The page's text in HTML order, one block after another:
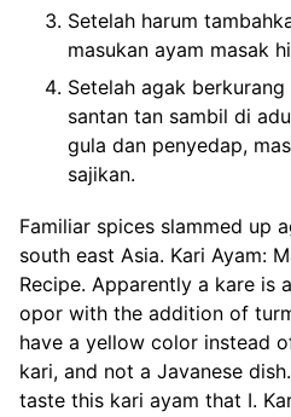
Setelah harum
masukan ayam masak
Setelah agak
santan tan sambil di
gula dan penyedap,
sajikan.
Familiar spices slammed up
south east Asia. Kari Ayam:
Recipe. Apparently a kare is
opor with the addition of
have a yellow color instead
kari, and not a Javanese
taste this kari ayam that I.